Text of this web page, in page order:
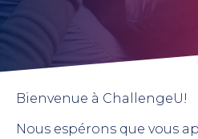
Bienvenue à ChallengeU!
Nous espérons que vous